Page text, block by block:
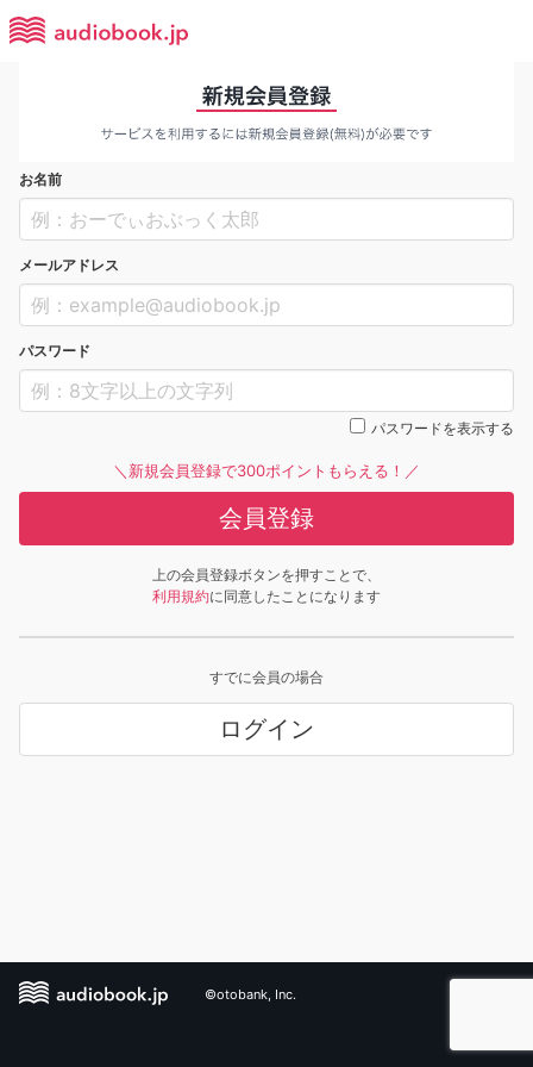
お名前
メールアドレス
パスワード
パスワードを表示する
＼新規会員登録で300ポイントもらえる！／
会員登録
上の会員登録ボタンを押すことで、
利用規約に同意したことになります
すでに会員の場合
ログイン
©otobank, Inc.